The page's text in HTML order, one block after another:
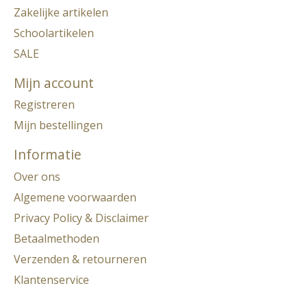
Zakelijke artikelen
Schoolartikelen
SALE
Mijn account
Registreren
Mijn bestellingen
Informatie
Over ons
Algemene voorwaarden
Privacy Policy & Disclaimer
Betaalmethoden
Verzenden & retourneren
Klantenservice